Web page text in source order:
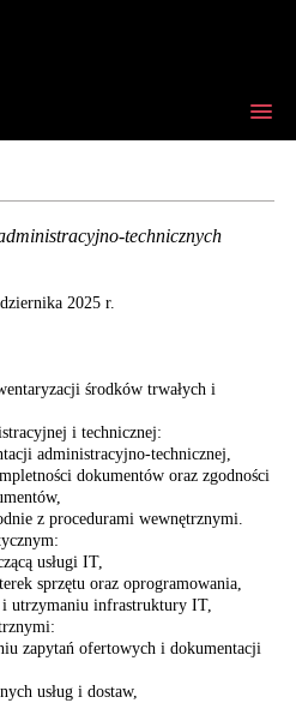
technicznych
2025 r.
środków trwałych i
i technicznej:
administracyjno-technicznej,
dokumentów oraz zgodności
z procedurami wewnętrznymi.
usługi IT,
sprzętu oraz oprogramowania,
i utrzymaniu infrastruktury IT,
zapytań ofertowych i dokumentacji
usług i dostaw,